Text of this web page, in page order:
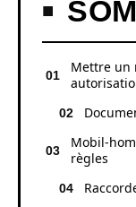
Mettre un
Mobil-
règles